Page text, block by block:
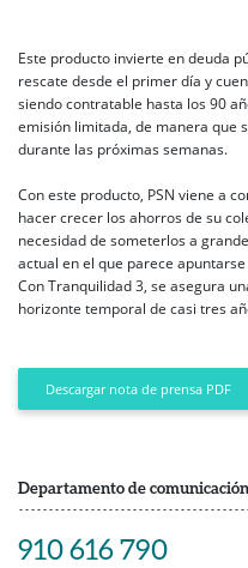
Este producto invierte en deuda
rescate desde el primer día y
siendo contratable hasta los 90
emisión limitada, de manera que
durante las próximas semanas.
Con este producto, PSN viene a
hacer crecer los ahorros de su
necesidad de someterlos a
actual en el que parece
Con Tranquilidad 3, se asegura
horizonte temporal de casi tres
Descargar nota de prensa PDF
Departamento de comunicación
910 616 790